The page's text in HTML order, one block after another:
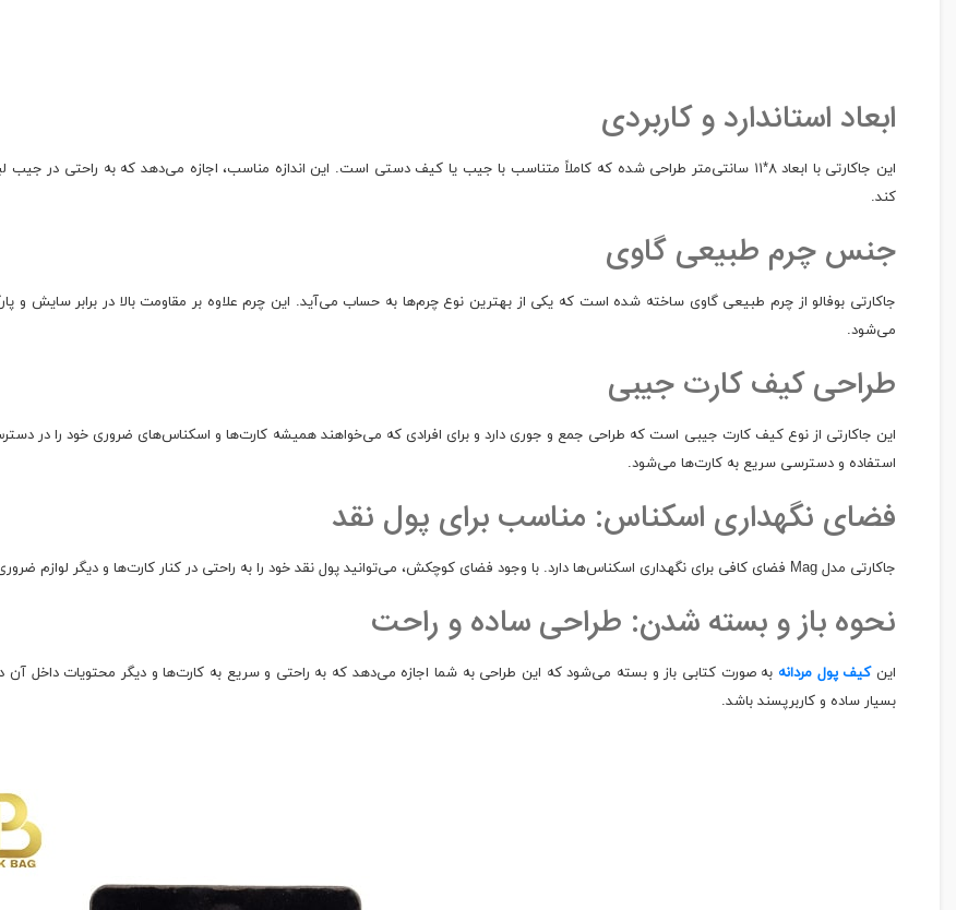
ابعاد استاندارد و کاربردی
این جاکارتی با ابعاد ۸*۱۱ سانتی‌متر طراحی شده که کاملاً متناسب با جیب یا کیف دستی است. این اندازه مناسب، اجازه می‌دهد که به
کند.
جنس چرم طبیعی گاوی
جاکارتی بوفالو از چرم طبیعی گاوی ساخته شده است که یکی از بهترین نوع چرم‌ها به حساب می‌آید. این چرم علاوه بر مقاومت بالا در برابر سایش و
می‌شود.
طراحی کیف کارت جیبی
این جاکارتی از نوع کیف کارت جیبی است که طراحی جمع و جوری دارد و برای افرادی که می‌خواهند همیشه کارت‌ها و اسکناس‌های ضروری خود را در
استفاده و دسترسی سریع به کارت‌ها می‌شود.
فضای نگهداری اسکناس: مناسب برای پول نقد
جاکارتی مدل Mag فضای کافی برای نگهداری اسکناس‌ها دارد. با وجود فضای کوچکش، می‌توانید پول نقد خود را به راحتی در کنار کارت‌ها و دیگر لوازم ضروری خود حمل کنید.
نحوه باز و بسته شدن: طراحی ساده و راحت
اینکیف پول مردانه به صورت کتابی باز و بسته می‌شود که این طراحی به شما اجازه می‌دهد که به راحتی و سریع به کارت‌ها و دیگر محتویات داخل
بسیار ساده و کاربرپسند باشد.